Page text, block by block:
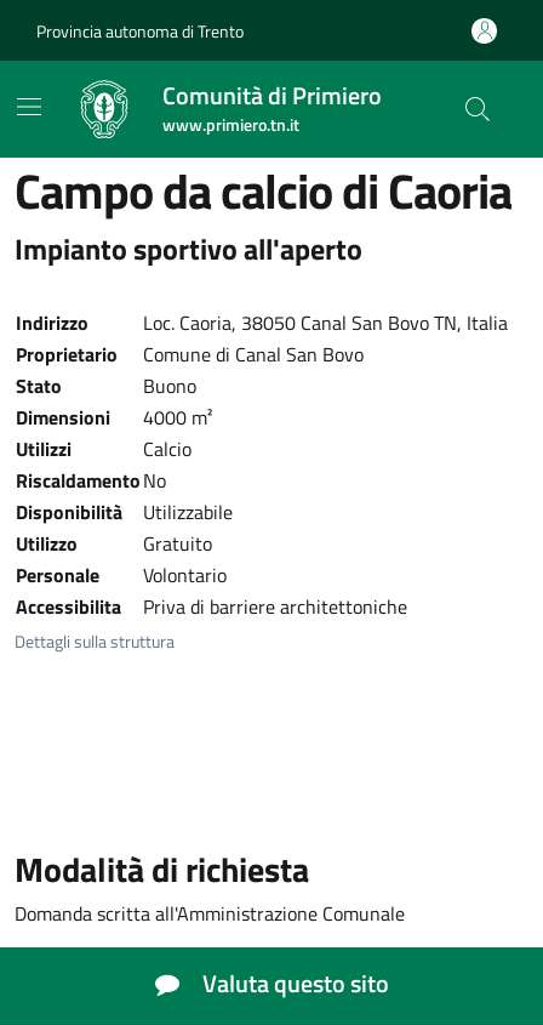
Provincia autonoma di Trento
Comunità di Primiero
www.primiero.tn.it
Campo da calcio di Caoria
Impianto sportivo all'aperto
Dettagli sulla struttura
Indirizzo
Loc. Caoria, 38050 Canal San Bovo TN, Italia
Proprietario
Comune di Canal San Bovo
Stato
Buono
Dimensioni
4000 m²
Utilizzi
Calcio
RiscaldamentoNo
Disponibilità
Utilizzabile
Utilizzo
Gratuito
Personale
Volontario
Accessibilita
Priva di barriere architettoniche
Modalità di richiesta
Domanda scritta all'Amministrazione Comunale
Valuta questo sito